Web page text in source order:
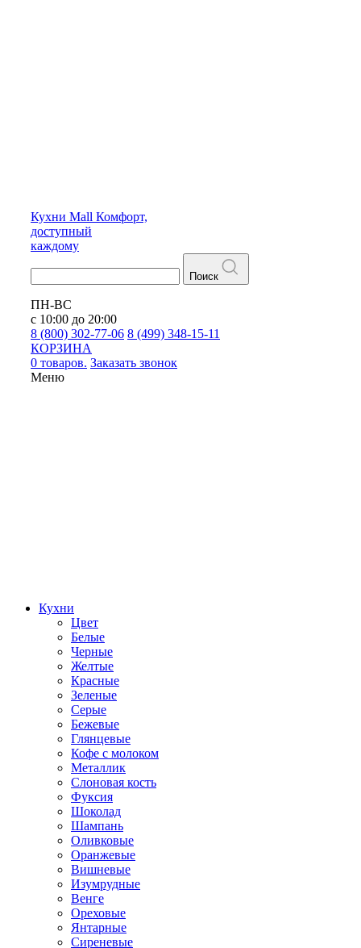
Кухни Mall Комфорт,
доступный
каждому
Поиск
ПН-ВС
с 10:00 до 20:00
8 (800) 302-77-06 8 (499) 348-15-11
КОРЗИНА
0 товаров. Заказать звонок
Меню
Кухни
Цвет
Белые
Черные
Желтые
Красные
Зеленые
Серые
Бежевые
Глянцевые
Кофе с молоком
Металлик
Слоновая кость
Фуксия
Шоколад
Шампань
Оливковые
Оранжевые
Вишневые
Изумрудные
Венге
Ореховые
Янтарные
Сиреневые